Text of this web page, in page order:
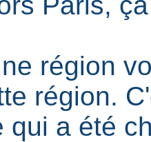
région
région.
qui a été